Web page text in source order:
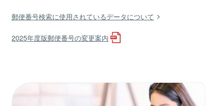
郵便番号検索に使用されているデータについて
2025年度版郵便番号の変更案内